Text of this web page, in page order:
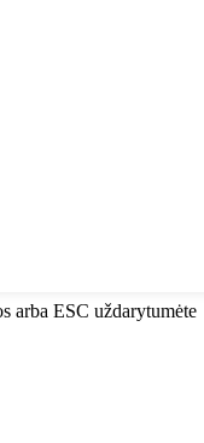
arba ESC uždarytumėte